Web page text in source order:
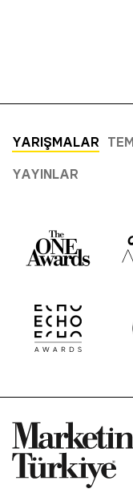
YARIŞMALAR
YAYINLAR